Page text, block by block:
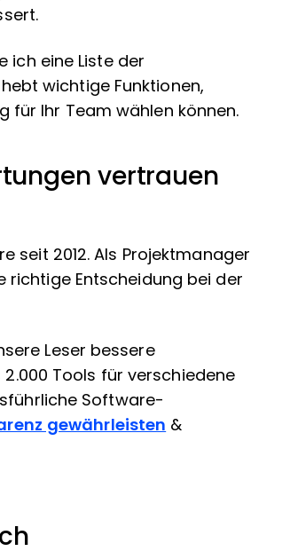
ich eine Liste der
wichtige Funktionen,
für Ihr Team wählen können.
vertrauen
2012. Als Projektmanager
richtige Entscheidung bei der
Leser bessere
Tools für verschiedene
Software-
gewährleisten &